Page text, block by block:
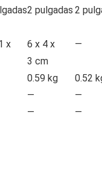
2 pulgadas 2
x
6 x 4 x
3 cm
—
0.59 kg
0.52
—
—
— —